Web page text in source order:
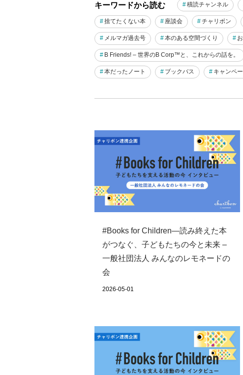
キーワードから読む 積読チャンネル
捨てたくない本 座談会 チャリボン
メルマガ過去号 本のある空間づくり
B Friends! – 世界のB Corp™と、これからの話を。
本だったノート ブックバス キャンペ
#Books for Children―読み終えた本
がつなぐ、子どもたちの今と未来 –
一般社団法人 みんなのレモネードの
会
2026-05-01